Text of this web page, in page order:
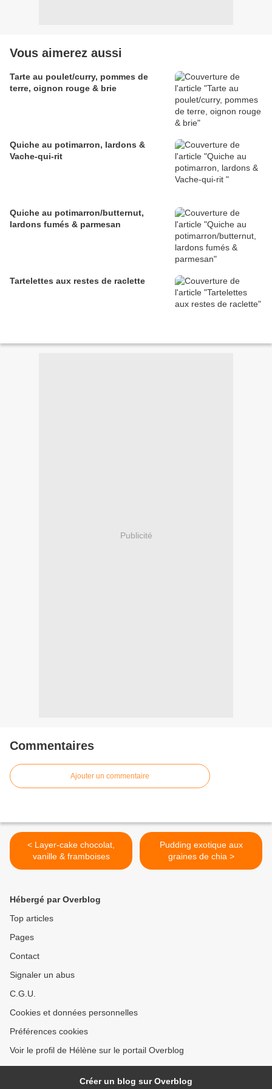
Vous aimerez aussi
Tarte au poulet/curry, pommes de
terre, oignon rouge & brie
Quiche au potimarron, lardons &
Vache-qui-rit
Quiche au potimarron/butternut,
lardons fumés & parmesan
Tartelettes aux restes de raclette
Publicité
Commentaires
Ajouter un commentaire
< Layer-cake chocolat,
vanille & framboises
Pudding exotique aux
graines de chia >
Hébergé par Overblog
Top articles
Pages
Contact
Signaler un abus
C.G.U.
Cookies et données personnelles
Préférences cookies
Voir le profil de Hélène sur le portail Overblog
Créer un blog sur Overblog